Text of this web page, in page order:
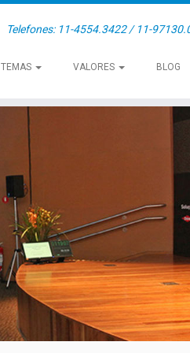
Telefones: 11-4554.3422 / 11-
TEMAS VALORES BLOG